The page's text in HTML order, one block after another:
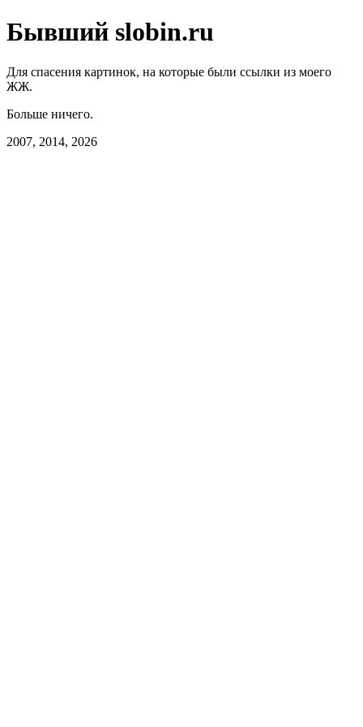
Бывший slobin.ru
Для спасения картинок, на которые были ссылки из моего
ЖЖ.
Больше ничего.
2007, 2014, 2026